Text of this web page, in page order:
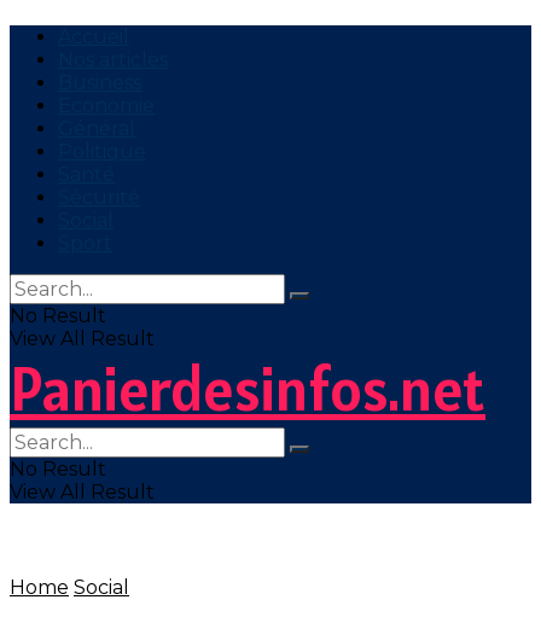
No Result
View All Result
Panierdesinfos.net
No Result
View All Result
Home Social